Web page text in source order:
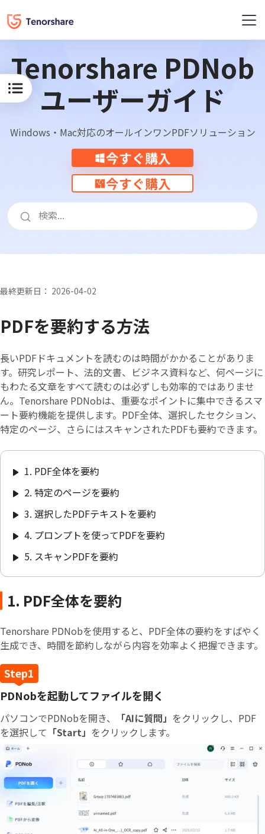
Tenorshare PDNob
ユーザーガイド
Windows・Mac対応のオールインワンPDFソリューション
今すぐ購入
今すぐ購入
最終更新日： 2026-04-02
PDFを要約する方法
長いPDFドキュメントを読むのは時間がかかることがありま
す。研究レポート、法的文書、ビジネス資料など、何ページに
もわたる文章をすべて読むのは必ずしも効率的ではありませ
ん。Tenorshare PDNobは、重要なポイントに集中できるスマ
ート要約機能を提供します。PDF全体、選択したセクション、
特定のページ、さらにはスキャンされたPDFも要約できます。
1. PDF全体を要約
2. 特定のページを要約
3. 選択したPDFテキストを要約
4. プロンプトを使ってPDFを要約
5. スキャンPDFを要約
1. PDF全体を要約
Tenorshare PDNobを使用すると、PDF全体の要約をすばやく
生成でき、時間を節約しながら内容を効率よく把握できます。
PDNobを起動してファイルを開く
パソコンでPDNobを開き、 「AIに質問」 をクリックし、PDF
を選択して 「Start」 をクリックします。